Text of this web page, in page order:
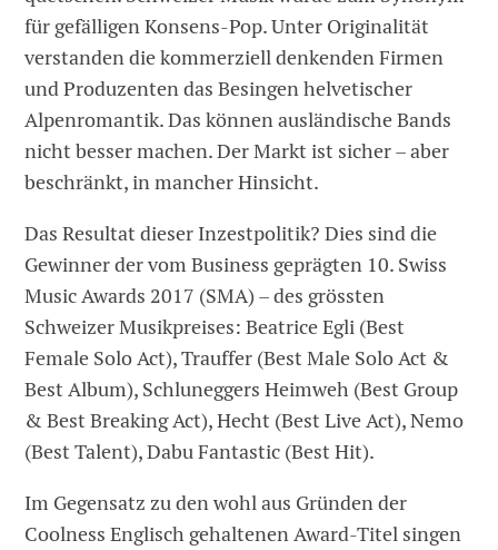
für gefälligen Konsens-Pop. Unter Originalität
verstanden die kommerziell denkenden Firmen
und Produzenten das Besingen helvetischer
Alpenromantik. Das können ausländische Bands
nicht besser machen. Der Markt ist sicher – aber
beschränkt, in mancher Hinsicht.
Das Resultat dieser Inzestpolitik? Dies sind die
Gewinner der vom Business geprägten 10. Swiss
Music Awards 2017 (SMA) – des grössten
Schweizer Musikpreises: Beatrice Egli (Best
Female Solo Act), Trauffer (Best Male Solo Act &
Best Album), Schluneggers Heimweh (Best Group
& Best Breaking Act), Hecht (Best Live Act), Nemo
(Best Talent), Dabu Fantastic (Best Hit).
Im Gegensatz zu den wohl aus Gründen der
Coolness Englisch gehaltenen Award-Titel singen